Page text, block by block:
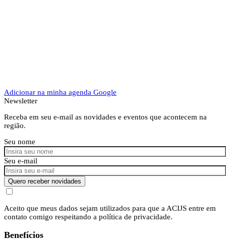
Adicionar na minha agenda Google
Newsletter
Receba em seu e-mail as novidades e eventos que acontecem na
região.
Seu nome
Seu e-mail
Quero receber novidades
Aceito que meus dados sejam utilizados para que a ACIJS entre em
contato comigo respeitando a política de privacidade.
Benefícios